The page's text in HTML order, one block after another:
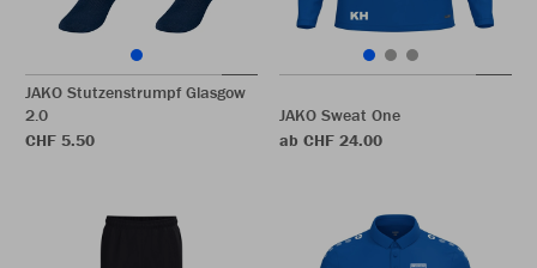
JAKO Stutzenstrumpf Glasgow
2.0
CHF 5.50
JAKO Sweat One
ab CHF 24.00